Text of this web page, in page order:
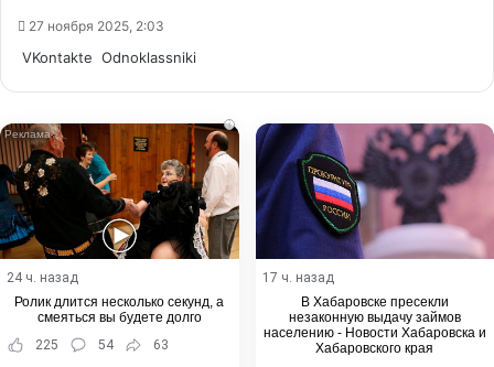
27 ноября 2025, 2:03
VKontakte Odnoklassniki
i
24 ч. назад
Ролик длится несколько секунд, а
смеяться вы будете долго
225
54 63
17 ч. назад
В Хабаровске пресекли
незаконную выдачу займов
населению - Новости Хабаровска и
Хабаровского края